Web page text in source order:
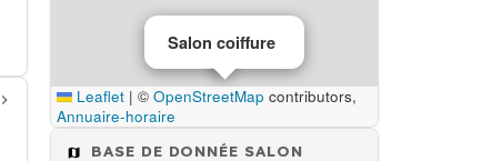
Salon coiffure
Leaflet | © OpenStreetMap contributors,
Annuaire-horaire
BASE DE DONNÉE SALON